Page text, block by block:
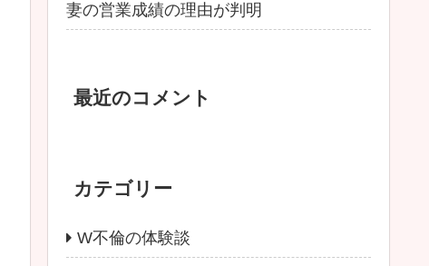
妻の営業成績の理由が判明
最近のコメント
カテゴリー
W不倫の体験談